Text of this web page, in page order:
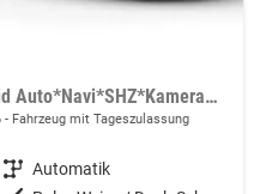
MAX Hybrid 145 6AT Android Auto*Navi*SHZ*Kamera*Totwinkel*Keyless*17"*Klimaauto
Fahrzeug mit Tageszulassung
Getriebe Automatik